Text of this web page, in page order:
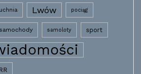
Lwów pociąg
samochody samoloty sport